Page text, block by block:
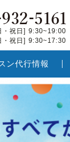
祝日] 9:30~19:00
祝日] 9:30~17:30
ン代行情報